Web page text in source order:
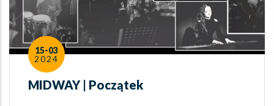
15-03
2024
MIDWAY | Początek